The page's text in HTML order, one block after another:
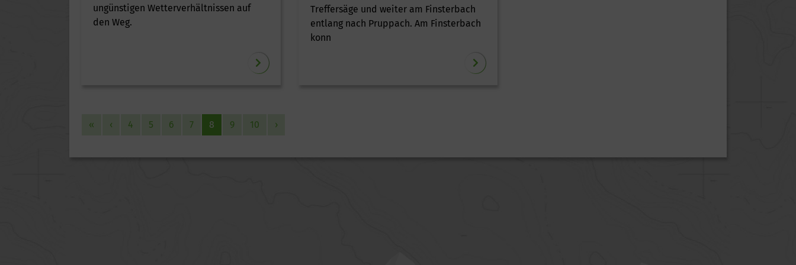
ungünstigen Wetterverhältnissen auf
den Weg.
Treffersäge und weiter am Finsterbach
entlang nach Pruppach. Am Finsterbach
konn
« ‹ 4 5 6 7 8 9 10 ›